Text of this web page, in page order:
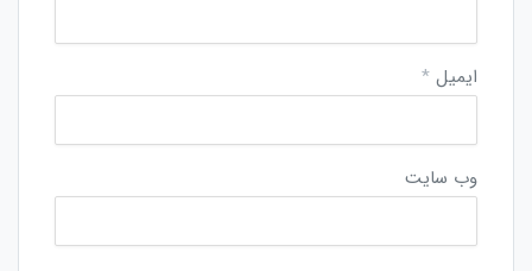
ایمیل *
وب‌ سایت